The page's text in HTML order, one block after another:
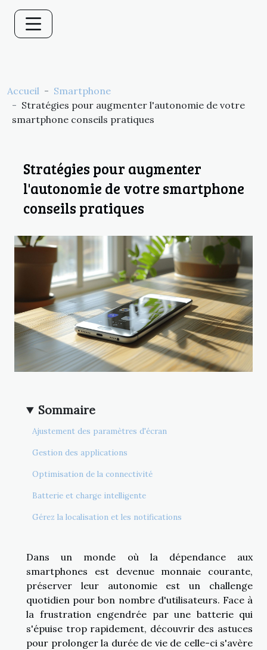
Accueil
Smartphone
Stratégies pour augmenter l'autonomie de votre
smartphone conseils pratiques
Stratégies pour augmenter
l'autonomie de votre smartphone
conseils pratiques
Sommaire
Ajustement des paramètres d'écran
Gestion des applications
Optimisation de la connectivité
Batterie et charge intelligente
Gérez la localisation et les notifications
Dans un monde où la dépendance aux
smartphones est devenue monnaie courante,
préserver leur autonomie est un challenge
quotidien pour bon nombre d'utilisateurs. Face à
la frustration engendrée par une batterie qui
s'épuise trop rapidement, découvrir des astuces
pour prolonger la durée de vie de celle-ci s'avère